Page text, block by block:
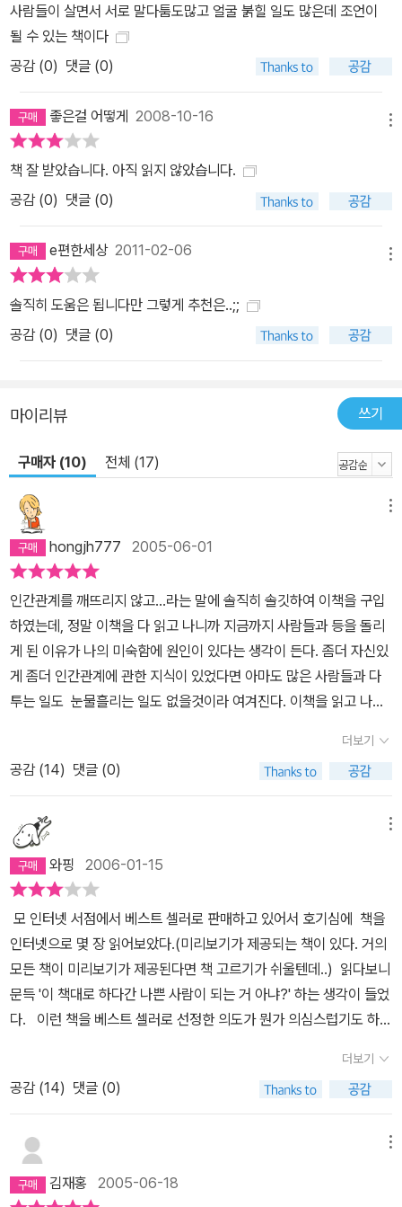
사람들이 살면서 서로 말다툼도많고 얼굴 붉힐 일도 많은데 조언이
될 수 있는 책이다
공감 (0) 댓글 (0)
좋은걸 어떻게 2008-10-16
책 잘 받았습니다. 아직 읽지 않았습니다.
공감 (0) 댓글 (0)
e편한세상2011-02-06
솔직히 도움은 됩니다만 그렇게 추천은..;;
공감 (0) 댓글 (0)
마이리뷰 쓰기
구매자 (10) 전체 (17)
hongjh777 2005-06-01
인간관계를 깨뜨리지 않고...라는 말에 솔직히 솔깃하여 이책을 구입
하였는데, 정말 이책을 다 읽고 나니까 지금까지 사람들과 등을 돌리
게 된 이유가 나의 미숙함에 원인이 있다는 생각이 든다. 좀더 자신있
게 좀더 인간관계에 관한 지식이 있었다면 아마도 많은 사람들과 다
투는 일도 눈물흘리는 일도 없을것이라 여겨진다. 이책을 읽고 나면
개되어있기때문에 지금껏 두려웠던 인간관계가 좀더 쉽게 보이기때
문이다.
더보기
공감 (14) 댓글 (0)
와핑 2006-01-15
모 인터넷 서점에서 베스트 셀러로 판매하고 있어서 호기심에 책을
인터넷으로 몇 장 읽어보았다.(미리보기가 제공되는 책이 있다. 거의
모든 책이 미리보기가 제공된다면 책 고르기가 쉬울텐데..) 읽다보니
문득 '이 책대로 하다간 나쁜 사람이 되는 거 아냐?' 하는 생각이 들었
다. 이런 책을 베스트 셀러로 선정한 의도가 뭔가 의심스럽기도 하고
워낙 낮았던 터라 읽는 것을 미루고 또 미루고.......10월에 샀던 책을
이제야 읽었다. 꽤 재미있었다. 그동안 내가 스트레스를 받았던 인
물 유형을 이 책을 통해 만나볼 수 있었으니..그렇지 이런 사람들이 있
지...'참고 듣자니 기분이 나쁘고, 맞받자니 치사한 것 같고, 못 들은 척
중) 라고 말할 수 있는 인물들...이런 인물 유형을 글 속에서 만나 시원
더보기
공감 (14) 댓글 (0)
김재홍 2005-06-18